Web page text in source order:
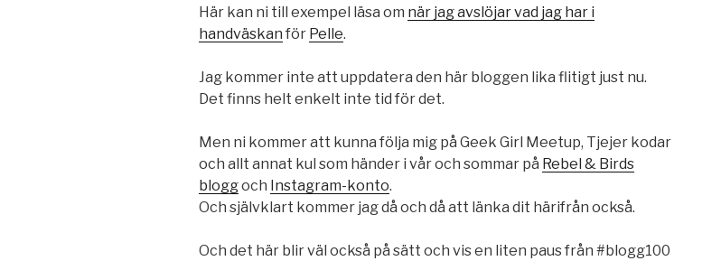
Här kan ni till exempel läsa om när jag avslöjar vad jag har i
handväskan för Pelle.
Jag kommer inte att uppdatera den här bloggen lika flitigt just nu.
Det finns helt enkelt inte tid för det.
Men ni kommer att kunna följa mig på Geek Girl Meetup, Tjejer kodar
och allt annat kul som händer i vår och sommar på Rebel & Birds
bloggoch Instagram-konto.
Och självklart kommer jag då och då att länka dit härifrån också.
Och det här blir väl också på sätt och vis en liten paus från #blogg100